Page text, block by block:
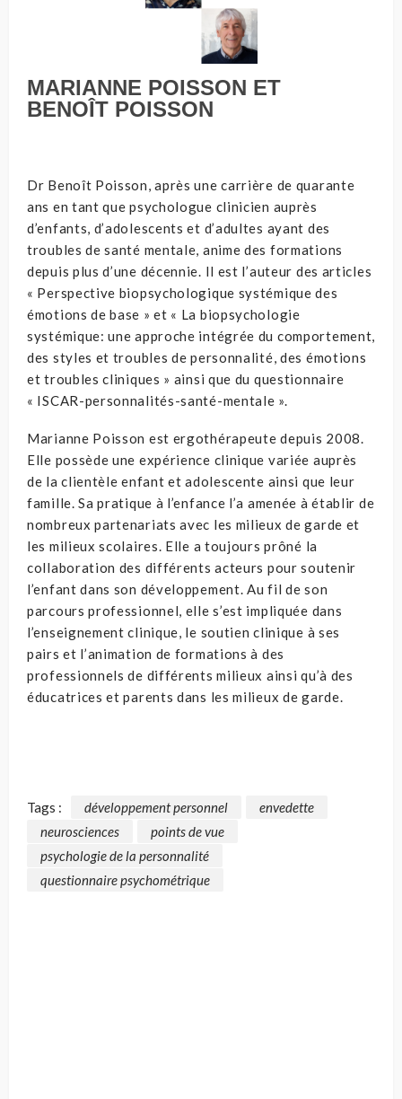
MARIANNE POISSON ET
BENOÎT POISSON
Dr Benoît Poisson, après une carrière de quarante
ans en tant que psychologue clinicien auprès
d’enfants, d’adolescents et d’adultes ayant des
troubles de santé mentale, anime des formations
depuis plus d’une décennie. Il est l’auteur des articles
« Perspective biopsychologique systémique des
émotions de base » et « La biopsychologie
systémique: une approche intégrée du comportement,
des styles et troubles de personnalité, des émotions
et troubles cliniques » ainsi que du questionnaire
« ISCAR-personnalités-santé-mentale ».
Marianne Poisson est ergothérapeute depuis 2008.
Elle possède une expérience clinique variée auprès
de la clientèle enfant et adolescente ainsi que leur
famille. Sa pratique à l’enfance l’a amenée à établir de
nombreux partenariats avec les milieux de garde et
les milieux scolaires. Elle a toujours prôné la
collaboration des différents acteurs pour soutenir
l’enfant dans son développement. Au fil de son
parcours professionnel, elle s’est impliquée dans
l’enseignement clinique, le soutien clinique à ses
pairs et l’animation de formations à des
professionnels de différents milieux ainsi qu’à des
éducatrices et parents dans les milieux de garde.
Tags : développement personnel
envedette
neurosciences
points de vue
psychologie de la personnalité
questionnaire psychométrique